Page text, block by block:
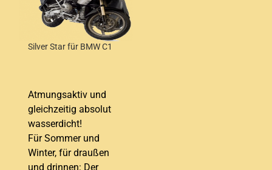
Silver Star für BMW C1
Atmungsaktiv und
gleichzeitig absolut
wasserdicht!
Für Sommer und
Winter, für draußen
und drinnen: Der